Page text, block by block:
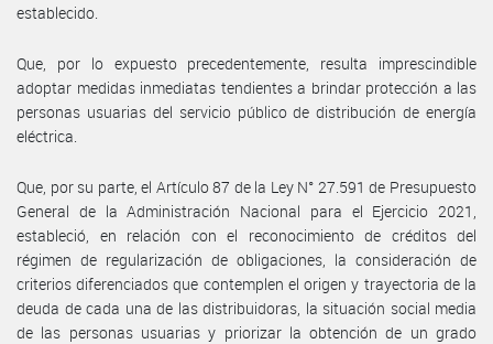
establecido.
Que, por lo expuesto precedentemente, resulta imprescindible
adoptar medidas inmediatas tendientes a brindar protección a las
personas usuarias del servicio público de distribución de energía
eléctrica.
Que, por su parte, el Artículo 87 de la Ley N° 27.591 de Presupuesto
General de la Administración Nacional para el Ejercicio 2021,
estableció, en relación con el reconocimiento de créditos del
régimen de regularización de obligaciones, la consideración de
criterios diferenciados que contemplen el origen y trayectoria de la
deuda de cada una de las distribuidoras, la situación social media
de las personas usuarias y priorizar la obtención de un grado